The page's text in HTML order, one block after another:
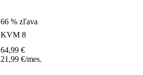
66 % zľava
KVM 8
64,99 €
21,99 €/mes.